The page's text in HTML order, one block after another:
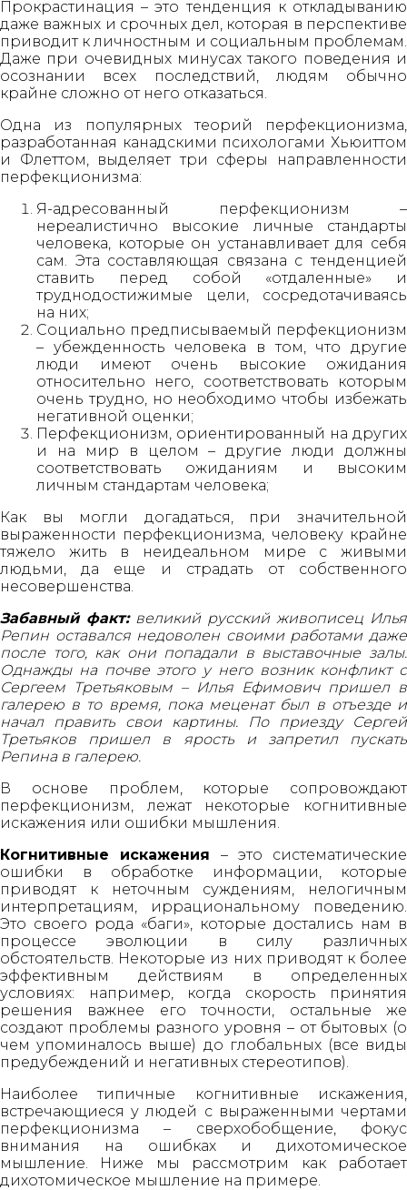
Прокрастинация – это тенденция к откладыванию
даже важных и срочных дел, которая в перспективе
приводит к личностным и социальным проблемам.
Даже при очевидных минусах такого поведения и
осознании всех последствий, людям обычно
крайне сложно от него отказаться.
Одна из популярных теорий перфекционизма,
разработанная канадскими психологами Хьюиттом
и Флеттом, выделяет три сферы направленности
перфекционизма:
Я-адресованный перфекционизм –
нереалистично высокие личные стандарты
человека, которые он устанавливает для себя
сам. Эта составляющая связана с тенденцией
ставить перед собой «отдаленные» и
труднодостижимые цели, сосредотачиваясь
на них;
Социально предписываемый перфекционизм
– убежденность человека в том, что другие
люди имеют очень высокие ожидания
относительно него, соответствовать которым
очень трудно, но необходимо чтобы избежать
негативной оценки;
Перфекционизм, ориентированный на других
и на мир в целом – другие люди должны
соответствовать ожиданиям и высоким
личным стандартам человека;
Как вы могли догадаться, при значительной
выраженности перфекционизма, человеку крайне
тяжело жить в неидеальном мире с живыми
людьми, да еще и страдать от собственного
несовершенства.
Забавный факт:великий русский живописец Илья
Репин оставался недоволен своими работами даже
после того, как они попадали в выставочные залы.
Однажды на почве этого у него возник конфликт с
Сергеем Третьяковым – Илья Ефимович пришел в
галерею в то время, пока меценат был в отъезде и
начал править свои картины. По приезду Сергей
Третьяков пришел в ярость и запретил пускать
Репина в галерею.
В основе проблем, которые сопровождают
перфекционизм, лежат некоторые когнитивные
искажения или ошибки мышления.
Когнитивные искажения – это систематические
ошибки в обработке информации, которые
приводят к неточным суждениям, нелогичным
интерпретациям, иррациональному поведению.
Это своего рода «баги», которые достались нам в
процессе эволюции в силу различных
обстоятельств. Некоторые из них приводят к более
эффективным действиям в определенных
условиях: например, когда скорость принятия
решения важнее его точности, остальные же
создают проблемы разного уровня – от бытовых (о
чем упоминалось выше) до глобальных (все виды
предубеждений и негативных стереотипов).
Наиболее типичные когнитивные искажения,
встречающиеся у людей с выраженными чертами
перфекционизма – сверхобобщение, фокус
внимания на ошибках и дихотомическое
мышление. Ниже мы рассмотрим как работает
дихотомическое мышление на примере.